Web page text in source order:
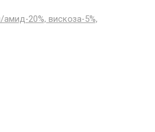
20%, вискоза-5%,